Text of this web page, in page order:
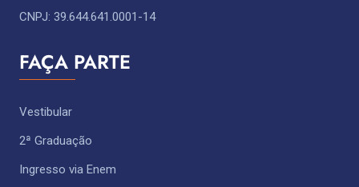
CNPJ: 39.644.641.0001-14
FAÇA PARTE
Vestibular
2ª Graduação
Ingresso via Enem